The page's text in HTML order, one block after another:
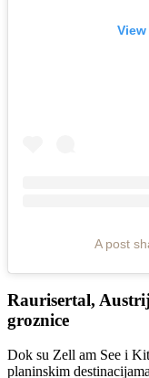
A post
Raurisertal,
groznice
Dok su Zell am See i
planinskim